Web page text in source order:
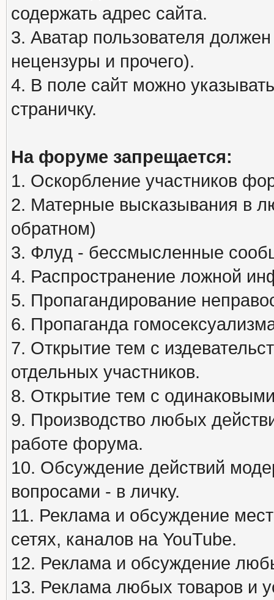
содержать адрес сайта.
3. Аватар пользователя
нецензуры и прочего).
4. В поле сайт можно
страничку.
На форуме запрещается:
1. Оскорбление участников
2. Матерные высказывания в
обратном)
3. Флуд - бессмысленные
4. Распространение ложной
5. Пропагандирование
6. Пропаганда
7. Открытие тем с
отдельных участников.
8. Открытие тем с
9. Производство любых
работе форума.
10. Обсуждение действий
вопросами - в личку.
11. Реклама и обсуждение
сетях, каналов на YouTube.
12. Реклама и обсуждение
13. Реклама любых товаров и